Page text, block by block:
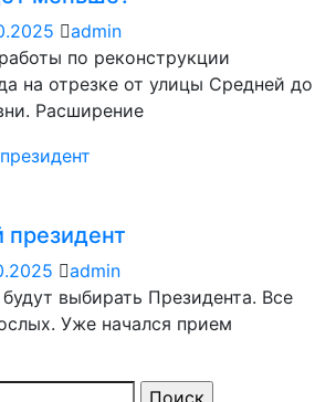
admin
по реконструкции
на отрезке от улицы Средней до
Расширение
президент
admin
выбирать Президента. Все
Уже начался прием